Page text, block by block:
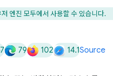
엔진 모두에서 사용할 수 있습니다.
79 102 14.1Source